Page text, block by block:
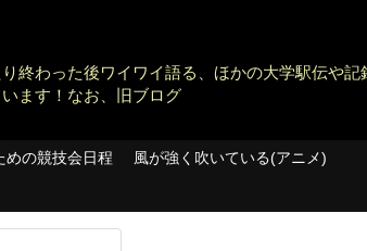
終わった後ワイワイ語る、ほかの大学駅伝や記
ます！なお、旧ブログ
めの競技会日程
風が強く吹いている(アニメ)